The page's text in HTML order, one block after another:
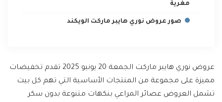
مغرية
صور عروض نوري هايبر ماركت الويكند
عروض نوري هايبر ماركت الجمعة 20 يونيو 2025 تقدم تخفيضات
مميزة على مجموعة من المنتجات الأساسية التي تهم كل بيت
تشمل العروض عصائر المراعي بنكهات متنوعة بدون سكر